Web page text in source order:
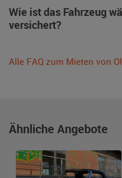
Wie ist das Fahrzeug
versichert?
Alle FAQ zum Mieten von
Ähnliche Angebote